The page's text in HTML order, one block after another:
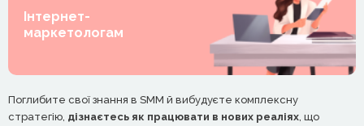
Інтернет-
маркетологам
Поглибите свої знання в SMM й вибудуєте комплексну
стратегію, дізнаєтесь як працювати в нових реаліях , що